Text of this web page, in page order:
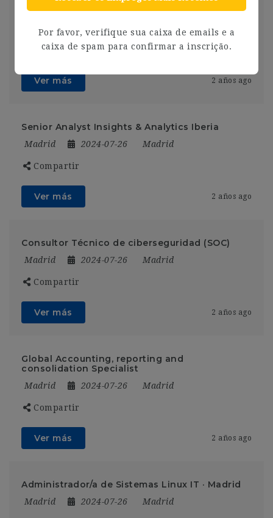
market
Madrid 2025-01-16
Compartir
Ver más 2 años ago
Senior Analyst Insights & Analytics Iberia
Madrid 2024-07-26 Madrid
Compartir
Ver más 2 años ago
Consultor Técnico de ciberseguridad (SOC)
Madrid 2024-07-26 Madrid
Compartir
Ver más 2 años ago
Global Accounting, reporting and
consolidation Specialist
Madrid 2024-07-26 Madrid
Compartir
Ver más 2 años ago
Administrador/a de Sistemas Linux IT · Madrid
Madrid 2024-07-26 Madrid
Por favor, verifique sua caixa de emails e a
caixa de spam para confirmar a inscrição.